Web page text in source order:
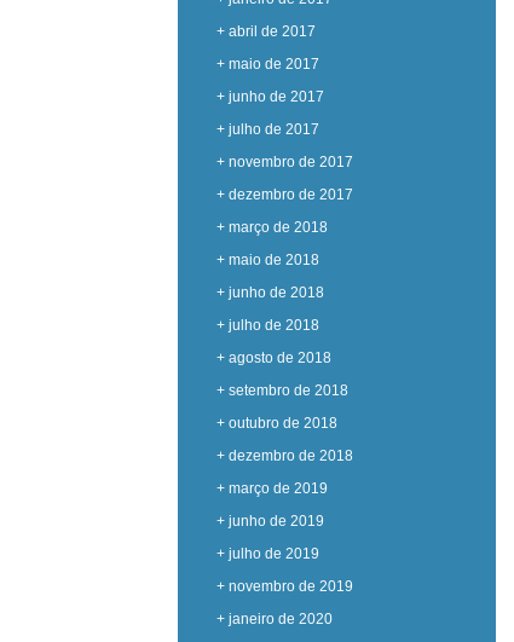
+ abril de 2017
+ maio de 2017
+ junho de 2017
+ julho de 2017
+ novembro de 2017
+ dezembro de 2017
+ março de 2018
+ maio de 2018
+ junho de 2018
+ julho de 2018
+ agosto de 2018
+ setembro de 2018
+ outubro de 2018
+ dezembro de 2018
+ março de 2019
+ junho de 2019
+ julho de 2019
+ novembro de 2019
+ janeiro de 2020